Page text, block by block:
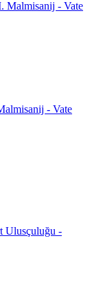
- Vate